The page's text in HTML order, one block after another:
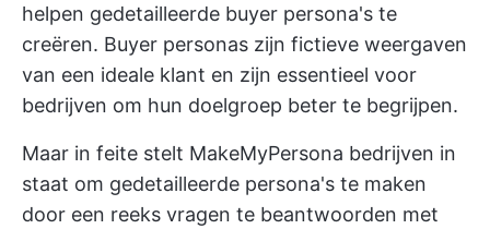
helpen gedetailleerde buyer persona's te
creëren. Buyer personas zijn fictieve weergaven
van een ideale klant en zijn essentieel voor
bedrijven om hun doelgroep beter te begrijpen.
Maar in feite stelt MakeMyPersona bedrijven in
staat om gedetailleerde persona's te maken
door een reeks vragen te beantwoorden met